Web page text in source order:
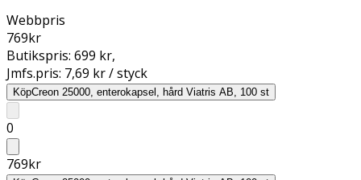
Webbpris
769kr
Butikspris: 699 kr,
Jmfs.pris: 7,69 kr / styck
KöpCreon 25000, enterokapsel, hård Viatris AB, 100 st
0
769kr